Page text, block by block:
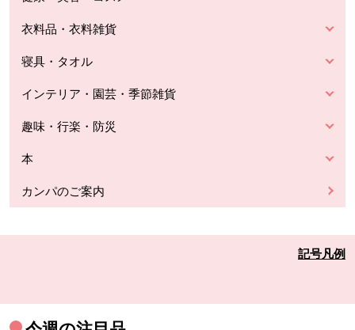
衣料品・衣料雑貨
寝具・タオル
インテリア・園芸・季節雑貨
趣味・行楽・防災
本
カンパのご案内
記号凡例